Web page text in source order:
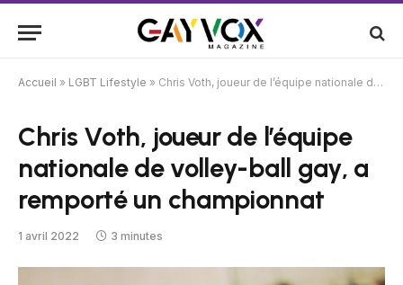
Accueil » LGBT Lifestyle » Chris Voth, joueur de l’équipe nationale de volley-ball gay, a remporté un championnat
Chris Voth, joueur de l’équipe
nationale de volley-ball gay, a
remporté un championnat
1 avril 2022 3 minutes